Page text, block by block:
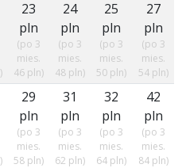
23
pln
(po 3
mies.
46 pln)
24
pln
(po 3
mies.
48 pln)
25
pln
(po 3
mies.
50 pln)
27
pln
(po 3
mies.
54 pln)
29
pln
(po 3
mies.
58 pln)
31
pln
(po 3
mies.
62 pln)
32
pln
(po 3
mies.
64 pln)
42
pln
(po 3
mies.
84 pln)